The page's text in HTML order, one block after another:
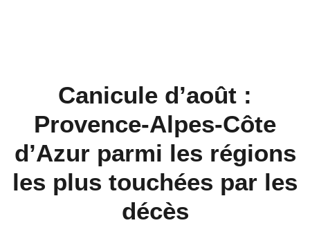
Canicule d’août :
Provence-Alpes-Côte
d’Azur parmi les régions
les plus touchées par les
décès